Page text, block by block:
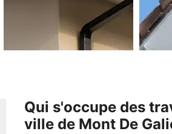
Qui s'occupe des
ville de Mont De